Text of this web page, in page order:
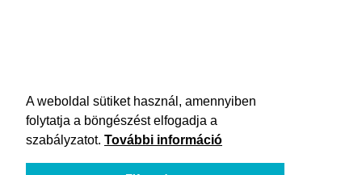
A weboldal sütiket használ, amennyiben
folytatja a böngészést elfogadja a
szabályzatot. További információ